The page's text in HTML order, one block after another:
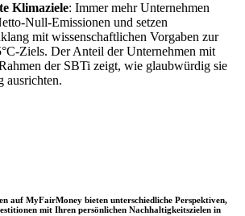
Klimaziele: Immer mehr Unternehmen
Null-Emissionen und setzen
mit wissenschaftlichen Vorgaben zur
Ziels. Der Anteil der Unternehmen mit
der SBTi zeigt, wie glaubwürdig sie
ausrichten.
auf MyFairMoney bieten unterschiedliche Perspektiven,
mit Ihren persönlichen Nachhaltigkeitszielen in